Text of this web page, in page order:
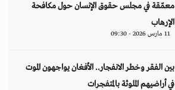
معمّقة في مجلس حقوق الإنسان حول مكافحة
الإرهاب
11 مارس 2026 - 09:30
بين الفقر وخطر الانفجار.. الأفغان يواجهون الموت
في أراضيهم الملوثة بالمتفجرات